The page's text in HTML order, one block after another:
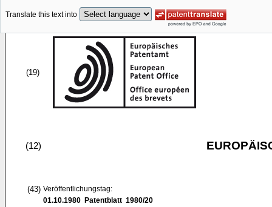
Translate this text into
(19)
(12)
(43) Veröffentlichungstag:
01.10.1980 Patentblatt 1980/20